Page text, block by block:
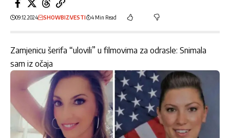
09.12.2024 SHOWBIZVESTI 4 Min Read
Zamjenicu šerifa “ulovili” u filmovima za odrasle: Snimala
sam iz očaja